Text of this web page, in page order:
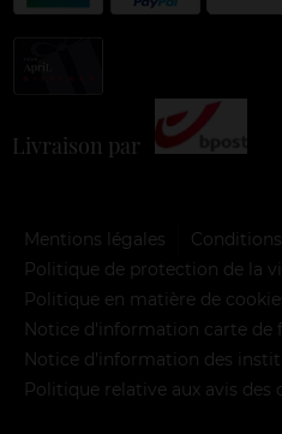
Livraison par
Mentions légales
Politique de protection de la
Politique en matière de
Notice d'information carte de
Notice d’information des
Politique relative aux avis des